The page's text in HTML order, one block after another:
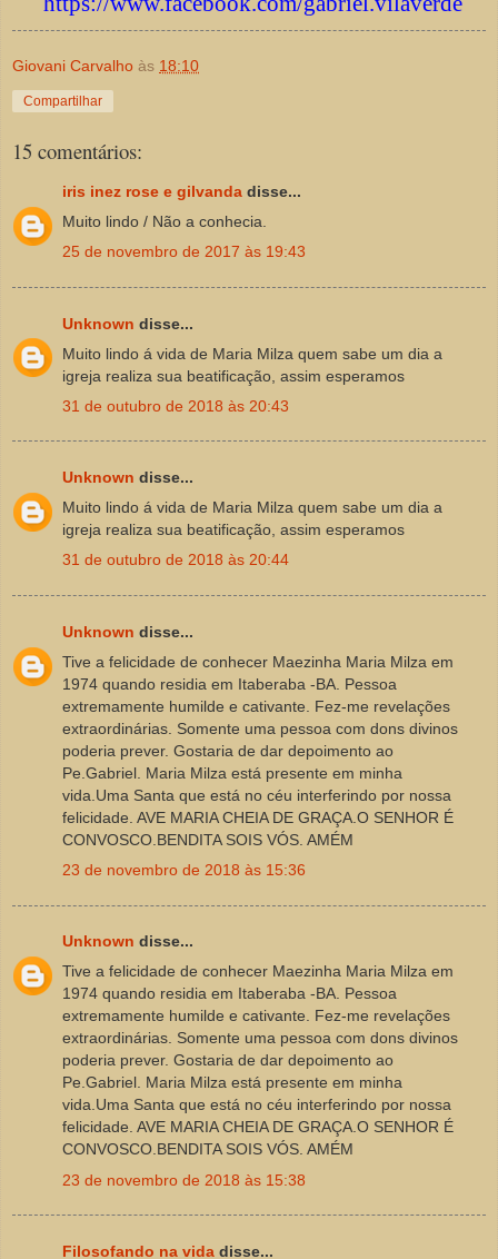
Giovani Carvalho às 18:10
Compartilhar
15 comentários:
iris inez rose e gilvanda disse...
Muito lindo / Não a conhecia.
25 de novembro de 2017 às 19:43
Unknown disse...
Muito lindo á vida de Maria Milza quem sabe um dia a
igreja realiza sua beatificação, assim esperamos
31 de outubro de 2018 às 20:43
Unknown disse...
Muito lindo á vida de Maria Milza quem sabe um dia a
igreja realiza sua beatificação, assim esperamos
31 de outubro de 2018 às 20:44
Unknown disse...
Tive a felicidade de conhecer Maezinha Maria Milza em
1974 quando residia em Itaberaba -BA. Pessoa
extremamente humilde e cativante. Fez-me revelações
extraordinárias. Somente uma pessoa com dons divinos
poderia prever. Gostaria de dar depoimento ao
Pe.Gabriel. Maria Milza está presente em minha
vida.Uma Santa que está no céu interferindo por nossa
felicidade. AVE MARIA CHEIA DE GRAÇA.O SENHOR É
CONVOSCO.BENDITA SOIS VÓS. AMÉM
23 de novembro de 2018 às 15:36
Unknown disse...
Tive a felicidade de conhecer Maezinha Maria Milza em
1974 quando residia em Itaberaba -BA. Pessoa
extremamente humilde e cativante. Fez-me revelações
extraordinárias. Somente uma pessoa com dons divinos
poderia prever. Gostaria de dar depoimento ao
Pe.Gabriel. Maria Milza está presente em minha
vida.Uma Santa que está no céu interferindo por nossa
felicidade. AVE MARIA CHEIA DE GRAÇA.O SENHOR É
CONVOSCO.BENDITA SOIS VÓS. AMÉM
23 de novembro de 2018 às 15:38
Filosofando na vida disse...